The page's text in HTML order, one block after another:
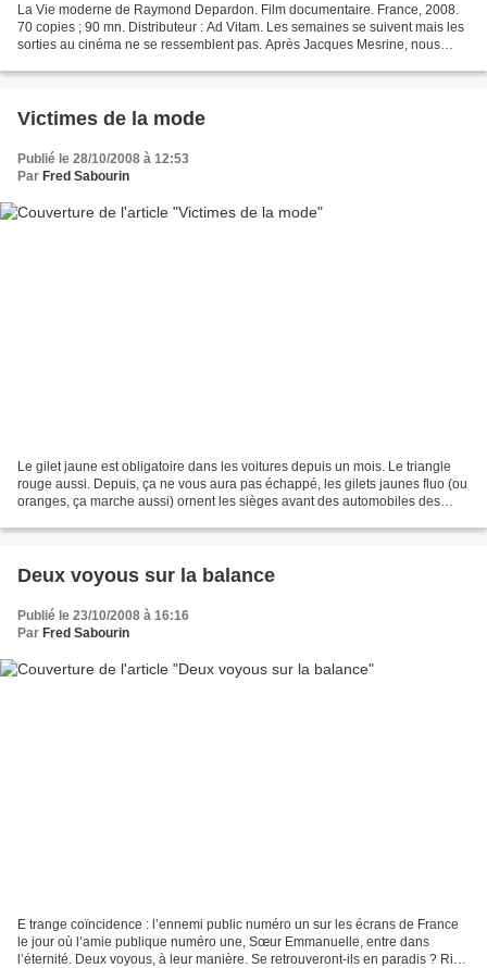
La Vie moderne de Raymond Depardon. Film documentaire. France, 2008.
70 copies ; 90 mn. Distributeur : Ad Vitam. Les semaines se suivent mais les
sorties au cinéma ne se ressemblent pas. Après Jacques Mesrine, nous
Victimes de la mode
Publié le 28/10/2008 à 12:53
Par Fred Sabourin
Le gilet jaune est obligatoire dans les voitures depuis un mois. Le triangle
rouge aussi. Depuis, ça ne vous aura pas échappé, les gilets jaunes fluo (ou
oranges, ça marche aussi) ornent les sièges avant des automobiles des
Deux voyous sur la balance
Publié le 23/10/2008 à 16:16
Par Fred Sabourin
E trange coïncidence : l’ennemi public numéro un sur les écrans de France
le jour où l’amie publique numéro une, Sœur Emmanuelle, entre dans
l’éternité. Deux voyous, à leur manière. Se retrouveront-ils en paradis ? Rien